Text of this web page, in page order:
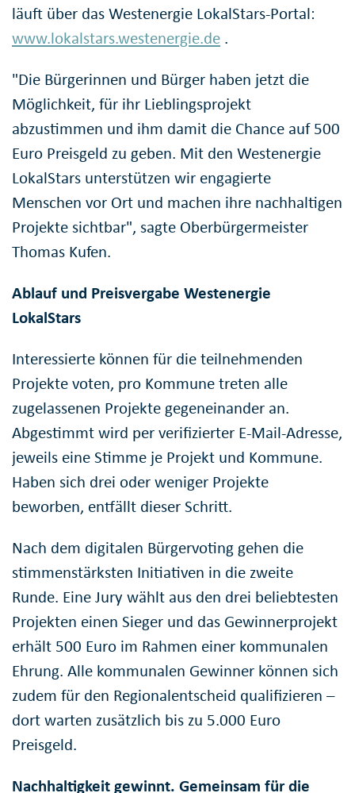
läuft über das Westenergie LokalStars-Portal:
www.lokalstars.westenergie.de .
"Die Bürgerinnen und Bürger haben jetzt die
Möglichkeit, für ihr Lieblingsprojekt
abzustimmen und ihm damit die Chance auf 500
Euro Preisgeld zu geben. Mit den Westenergie
LokalStars unterstützen wir engagierte
Menschen vor Ort und machen ihre nachhaltigen
Projekte sichtbar", sagte Oberbürgermeister
Thomas Kufen.
Ablauf und Preisvergabe Westenergie
LokalStars
Interessierte können für die teilnehmenden
Projekte voten, pro Kommune treten alle
zugelassenen Projekte gegeneinander an.
Abgestimmt wird per verifizierter E-Mail-Adresse,
jeweils eine Stimme je Projekt und Kommune.
Haben sich drei oder weniger Projekte
beworben, entfällt dieser Schritt.
Nach dem digitalen Bürgervoting gehen die
stimmenstärksten Initiativen in die zweite
Runde. Eine Jury wählt aus den drei beliebtesten
Projekten einen Sieger und das Gewinnerprojekt
erhält 500 Euro im Rahmen einer kommunalen
Ehrung. Alle kommunalen Gewinner können sich
zudem für den Regionalentscheid qualifizieren –
dort warten zusätzlich bis zu 5.000 Euro
Preisgeld.
Nachhaltigkeit gewinnt. Gemeinsam für die